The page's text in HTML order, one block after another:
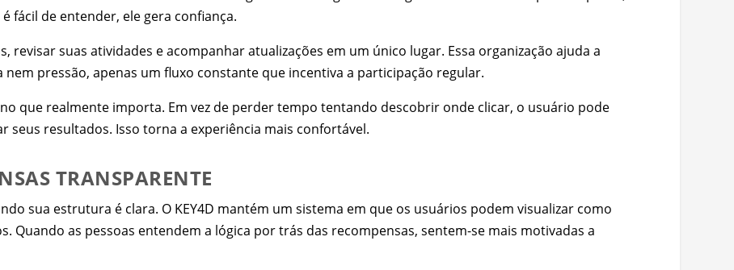
fácil de entender, ele gera confiança.
revisar suas atividades e acompanhar atualizações em um único lugar. Essa organização ajuda a
pressão, apenas um fluxo constante que incentiva a participação regular.
que realmente importa. Em vez de perder tempo tentando descobrir onde clicar, o usuário pode
resultados. Isso torna a experiência mais confortável.
TRANSPARENTE
sua estrutura é clara. O KEY4D mantém um sistema em que os usuários podem visualizar como
Quando as pessoas entendem a lógica por trás das recompensas, sentem-se mais motivadas a